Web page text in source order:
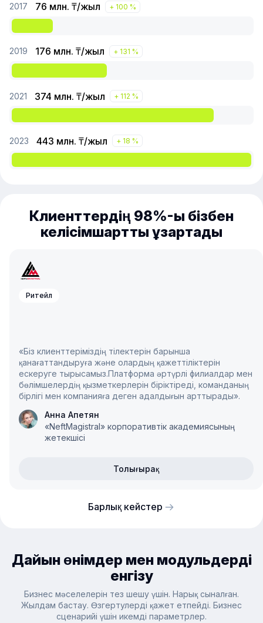
2017 76 млн. ₸/жыл + 100 %
2019 176 млн. ₸/жыл + 131 %
2021 374 млн. ₸/жыл + 112 %
2023 443 млн. ₸/жыл + 18 %
Клиенттердің 98%-ы бізбен
келісімшартты ұзартады
Ритейл
«Біз клиенттеріміздің тілектерін барынша
қанағаттандыруға және олардың қажеттіліктерін
ескеруге тырысамыз.Платформа әртүрлі филиалдар мен
бөлімшелердің қызметкерлерін біріктіреді, команданың
бірлігі мен компанияға деген адалдығын арттырады».
Анна Апетян
«NeftMagistral» корпоративтік академиясының
жетекшісі
Толығырақ
Барлық кейстер
Дайын өнімдер мен модульдерді
енгізу
Бизнес мәселелерін тез шешу үшін. Нарық сыналған.
Жылдам бастау. Өзгертулерді қажет етпейді. Бизнес
сценарийі үшін икемді параметрлер.